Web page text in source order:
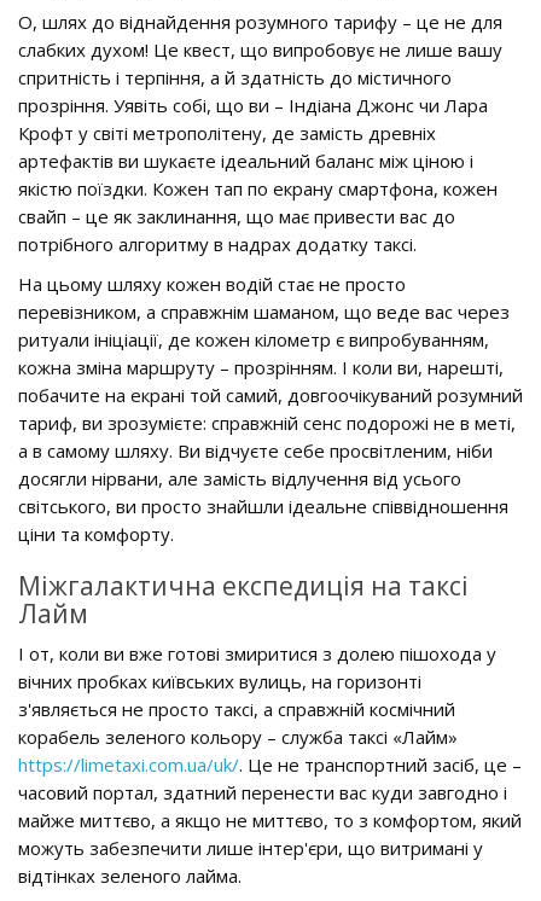
О, шлях до віднайдення розумного тарифу – це не для
слабких духом! Це квест, що випробовує не лише вашу
спритність і терпіння, а й здатність до містичного
прозріння. Уявіть собі, що ви – Індіана Джонс чи Лара
Крофт у світі метрополітену, де замість древніх
артефактів ви шукаєте ідеальний баланс між ціною і
якістю поїздки. Кожен тап по екрану смартфона, кожен
свайп – це як заклинання, що має привести вас до
потрібного алгоритму в надрах додатку таксі.
На цьому шляху кожен водій стає не просто
перевізником, а справжнім шаманом, що веде вас через
ритуали ініціації, де кожен кілометр є випробуванням,
кожна зміна маршруту – прозрінням. І коли ви, нарешті,
побачите на екрані той самий, довгоочікуваний розумний
тариф, ви зрозумієте: справжній сенс подорожі не в меті,
а в самому шляху. Ви відчуєте себе просвітленим, ніби
досягли нірвани, але замість відлучення від усього
світського, ви просто знайшли ідеальне співвідношення
ціни та комфорту.
Міжгалактична експедиція на таксі
Лайм
І от, коли ви вже готові змиритися з долею пішохода у
вічних пробках київських вулиць, на горизонті
з'являється не просто таксі, а справжній космічний
корабель зеленого кольору – служба таксі «Лайм»
https://limetaxi.com.ua/uk/. Це не транспортний засіб, це –
часовий портал, здатний перенести вас куди завгодно і
майже миттєво, а якщо не миттєво, то з комфортом, який
можуть забезпечити лише інтер'єри, що витримані у
відтінках зеленого лайма.